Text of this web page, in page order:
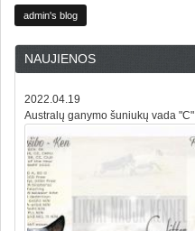
admin's blog
NAUJIENOS
2022.04.19
Australų ganymo šuniukų vada "C"